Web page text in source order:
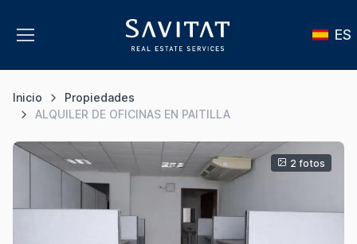
ES
Inicio
Propiedades
ALQUILER DE OFICINAS EN PAITILLA
2 fotos